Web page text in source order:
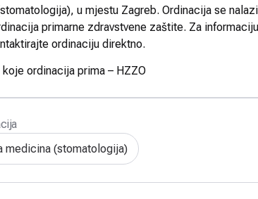
u mjestu Zagreb. Ordinacija se
primarne zdravstvene zaštite. Za
ordinaciju direktno.
koje ordinacija prima – HZZO
medicina (stomatologija)